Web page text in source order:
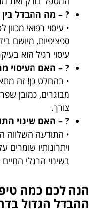
? – מה ההבדל בין
• עיסוי רפואי מכוון
ספציפיות, מיושם
עיסוי רגיל הוא
? – האם העיסוי
• בהחלט כן! זה
מבוגרים, כמובן
צורך.
? – האם שינוי
• התודעה השלווה
ויתרונותיו
בשינוי הרגלי
הנה לכם כמה
ההבדל הגדול